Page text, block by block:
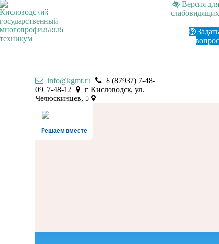
КИСЛОВОДСКИЙ
ГОСУДАРСТВЕННЫЙ
info@kgmt.ru
8 (87937) 7-48-
09, 7-48-12
г. Кисловодск, ул.
Челюскинцев, 5
Версия для
слабовидящих
Задать
вопрос
Решаем вместе